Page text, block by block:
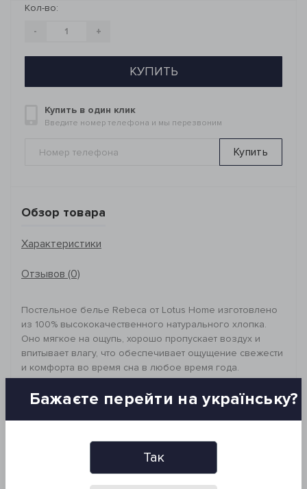
Кол-во:
- +
КУПИТЬ
Купить в один клик
Введите номер телефона и мы перезвоним
Купить
Обзор товара
Характеристики
Отзывов (0)
Постельное белье Rebeca от Lotus Home изготовлено
из 100% высококачественного натурального хлопка.
Оно мягкое на ощупь, хорошо пропускает воздух и
впитывает влагу, что обеспечивает ощущение свежести
и комфорта во время сна в любое время года.
А её разнообразие цветов и лаконичный однотонный
дизайн прекрасно впишутся в интерьер вашей спальни,
добавляя уюта и стильного вида.
Материал: 100% хлопок (вареный хлопок)
Простынь: 240*260 см (1 шт)
Бажаєте перейти на українську?
Так